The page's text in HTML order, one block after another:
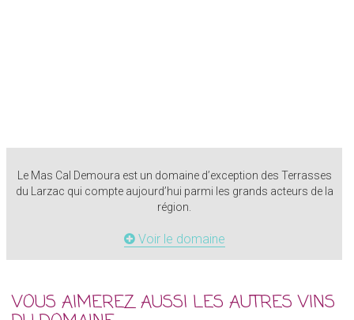
Le Mas Cal Demoura est un domaine d’exception des Terrasses
du Larzac qui compte aujourd’hui parmi les grands acteurs de la
région.
Voir le domaine
VOUS AIMEREZ AUSSI LES AUTRES VINS